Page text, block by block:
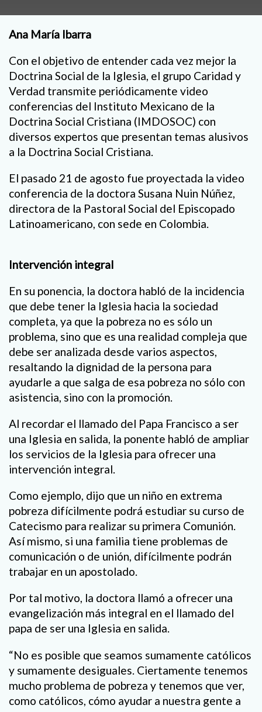
Ana María Ibarra
Con el objetivo de entender cada vez mejor la
Doctrina Social de la Iglesia, el grupo Caridad y
Verdad transmite periódicamente video
conferencias del Instituto Mexicano de la
Doctrina Social Cristiana (IMDOSOC) con
diversos expertos que presentan temas alusivos
a la Doctrina Social Cristiana.
El pasado 21 de agosto fue proyectada la video
conferencia de la doctora Susana Nuin Núñez,
directora de la Pastoral Social del Episcopado
Latinoamericano, con sede en Colombia.
Intervención integral
En su ponencia, la doctora habló de la incidencia
que debe tener la Iglesia hacia la sociedad
completa, ya que la pobreza no es sólo un
problema, sino que es una realidad compleja que
debe ser analizada desde varios aspectos,
resaltando la dignidad de la persona para
ayudarle a que salga de esa pobreza no sólo con
asistencia, sino con la promoción.
Al recordar el llamado del Papa Francisco a ser
una Iglesia en salida, la ponente habló de ampliar
los servicios de la Iglesia para ofrecer una
intervención integral.
Como ejemplo, dijo que un niño en extrema
pobreza difícilmente podrá estudiar su curso de
Catecismo para realizar su primera Comunión.
Así mismo, si una familia tiene problemas de
comunicación o de unión, difícilmente podrán
trabajar en un apostolado.
Por tal motivo, la doctora llamó a ofrecer una
evangelización más integral en el llamado del
papa de ser una Iglesia en salida.
“No es posible que seamos sumamente católicos
y sumamente desiguales. Ciertamente tenemos
mucho problema de pobreza y tenemos que ver,
como católicos, cómo ayudar a nuestra gente a